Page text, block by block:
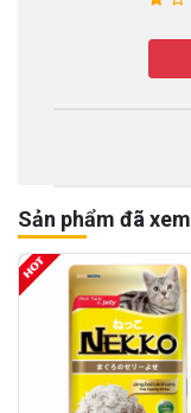
Sản phẩm đã xem